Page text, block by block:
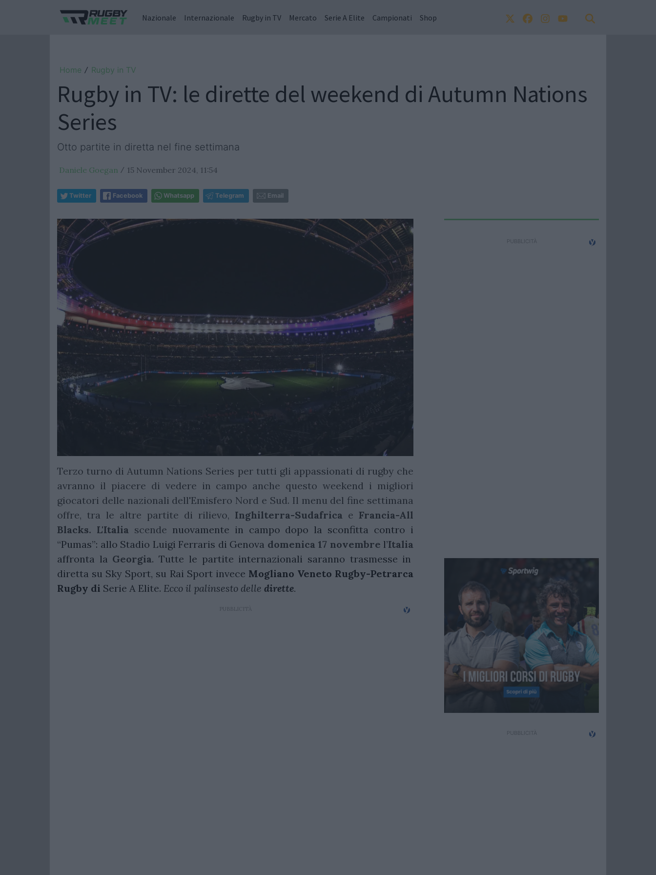
Nazionale Internazionale Rugby in TV Mercato Serie A Elite Campionati Shop
Home / Rugby in TV
Rugby in TV: le dirette del weekend di Autumn Nations
Series
Otto partite in diretta nel fine settimana
Daniele Goegan / 15 November 2024, 11:54
Twitter Facebook Whatsapp Telegram Email
Terzo turno di Autumn Nations Series per tutti gli appassionati di rugby che
avranno il piacere di vedere in campo anche questo weekend i migliori
giocatori delle nazionali dell'Emisfero Nord e Sud. Il menu del fine settimana
offre, tra le altre partite di rilievo, Inghilterra-Sudafrica e Francia-All
Blacks. L'Italia scende nuovamente in campo dopo la sconfitta contro i
“Pumas”: allo Stadio Luigi Ferraris di Genova domenica 17 novembre l’Italia
affronta la Georgia. Tutte le partite internazionali saranno trasmesse in
diretta su Sky Sport, su Rai Sport invece Mogliano Veneto Rugby-Petrarca
Rugby di Serie A Elite. Ecco il palinsesto delle dirette.